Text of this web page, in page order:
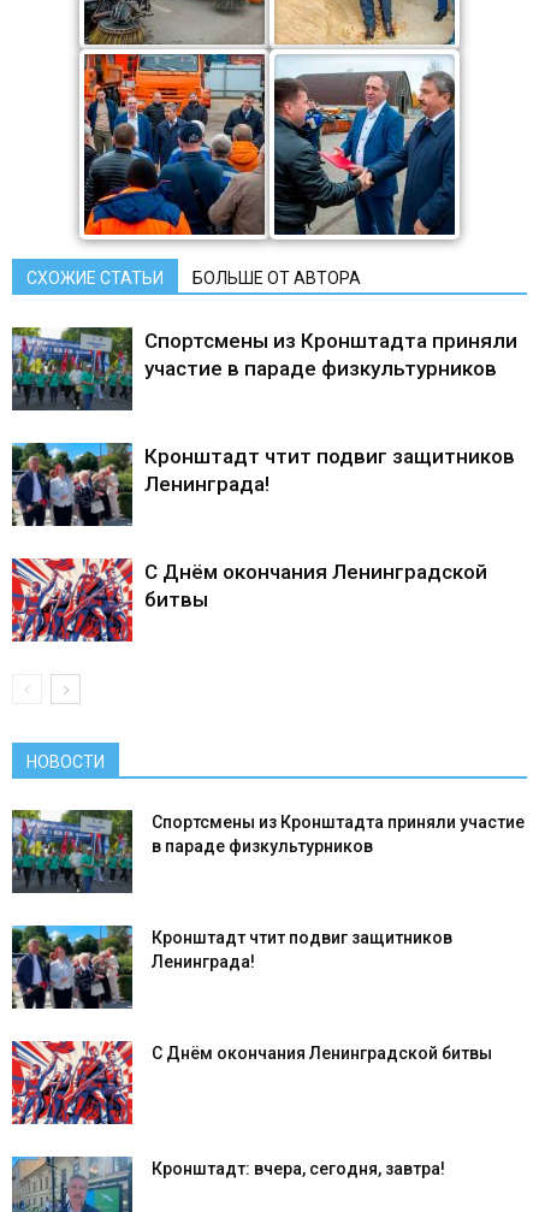
СХОЖИЕ СТАТЬИ БОЛЬШЕ ОТ АВТОРА
Спортсмены из Кронштадта приняли
участие в параде физкультурников
Кронштадт чтит подвиг защитников
Ленинграда!
С Днём окончания Ленинградской
битвы
НОВОСТИ
Спортсмены из Кронштадта приняли участие
в параде физкультурников
Кронштадт чтит подвиг защитников
Ленинграда!
С Днём окончания Ленинградской битвы
Кронштадт: вчера, сегодня, завтра!